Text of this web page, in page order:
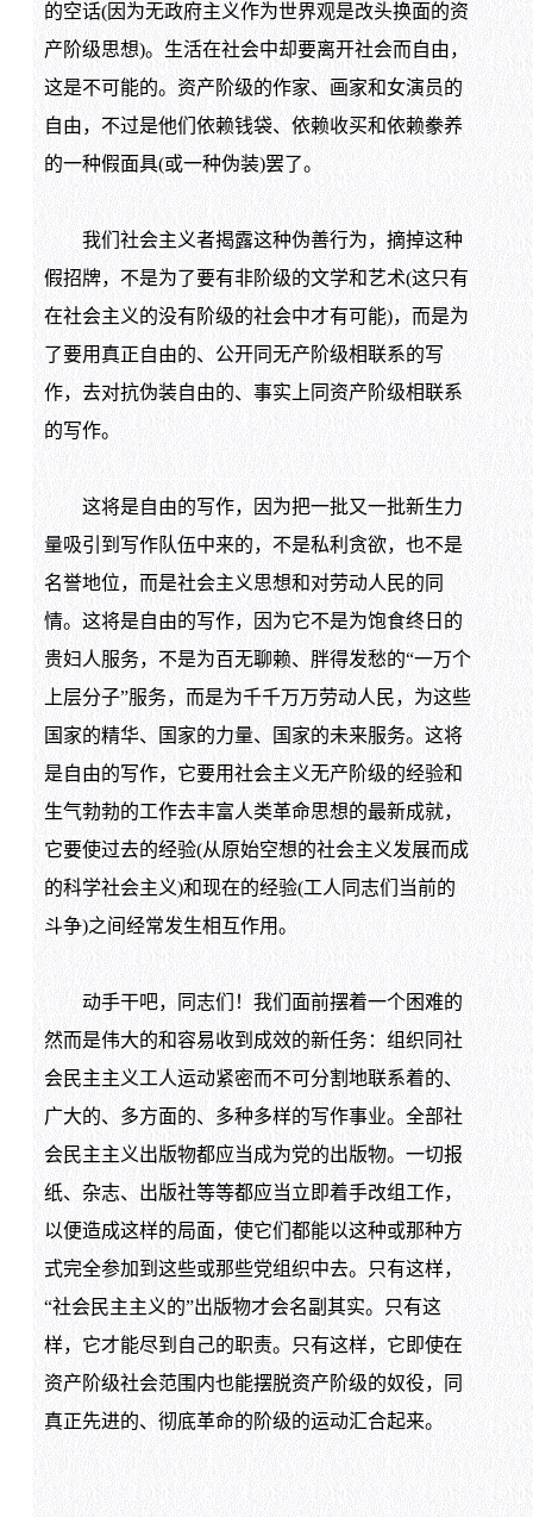
的空话(因为无政府主义作为世界观是改头换面的资
产阶级思想)。生活在社会中却要离开社会而自由，
这是不可能的。资产阶级的作家、画家和女演员的
自由，不过是他们依赖钱袋、依赖收买和依赖豢养
的一种假面具(或一种伪装)罢了。
我们社会主义者揭露这种伪善行为，摘掉这种
假招牌，不是为了要有非阶级的文学和艺术(这只有
在社会主义的没有阶级的社会中才有可能)，而是为
了要用真正自由的、公开同无产阶级相联系的写
作，去对抗伪装自由的、事实上同资产阶级相联系
的写作。
这将是自由的写作，因为把一批又一批新生力
量吸引到写作队伍中来的，不是私利贪欲，也不是
名誉地位，而是社会主义思想和对劳动人民的同
情。这将是自由的写作，因为它不是为饱食终日的
贵妇人服务，不是为百无聊赖、胖得发愁的“一万个
上层分子”服务，而是为千千万万劳动人民，为这些
国家的精华、国家的力量、国家的未来服务。这将
是自由的写作，它要用社会主义无产阶级的经验和
生气勃勃的工作去丰富人类革命思想的最新成就，
它要使过去的经验(从原始空想的社会主义发展而成
的科学社会主义)和现在的经验(工人同志们当前的
斗争)之间经常发生相互作用。
动手干吧，同志们！我们面前摆着一个困难的
然而是伟大的和容易收到成效的新任务：组织同社
会民主主义工人运动紧密而不可分割地联系着的、
广大的、多方面的、多种多样的写作事业。全部社
会民主主义出版物都应当成为党的出版物。一切报
纸、杂志、出版社等等都应当立即着手改组工作，
以便造成这样的局面，使它们都能以这种或那种方
式完全参加到这些或那些党组织中去。只有这样，
“社会民主主义的”出版物才会名副其实。只有这
样，它才能尽到自己的职责。只有这样，它即使在
资产阶级社会范围内也能摆脱资产阶级的奴役，同
真正先进的、彻底革命的阶级的运动汇合起来。